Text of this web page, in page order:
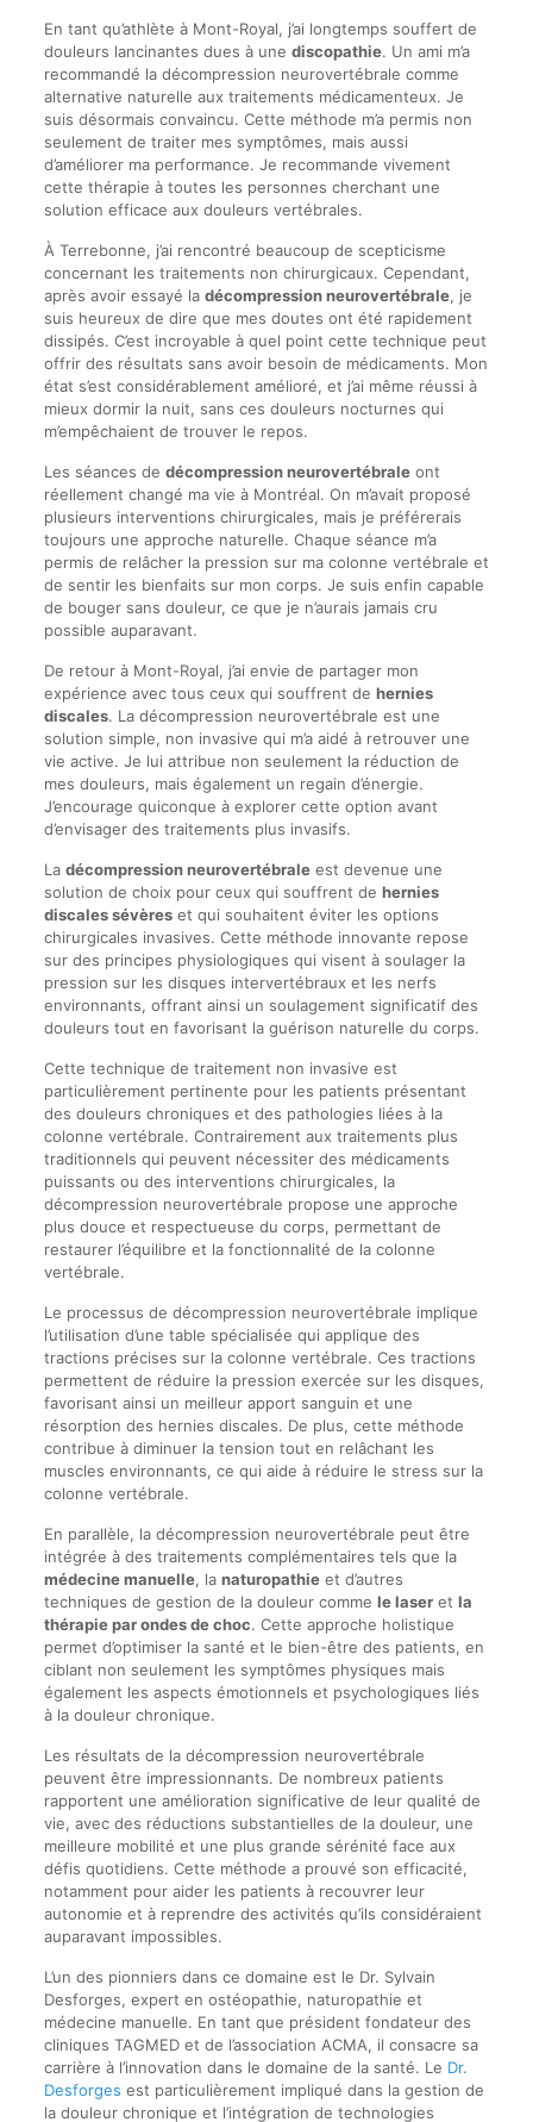
En tant qu’athlète à Mont-Royal, j’ai longtemps souffert de
douleurs lancinantes dues à une discopathie. Un ami m’a
recommandé la décompression neurovertébrale comme
alternative naturelle aux traitements médicamenteux. Je
suis désormais convaincu. Cette méthode m’a permis non
seulement de traiter mes symptômes, mais aussi
d’améliorer ma performance. Je recommande vivement
cette thérapie à toutes les personnes cherchant une
solution efficace aux douleurs vertébrales.
À Terrebonne, j’ai rencontré beaucoup de scepticisme
concernant les traitements non chirurgicaux. Cependant,
après avoir essayé la décompression neurovertébrale, je
suis heureux de dire que mes doutes ont été rapidement
dissipés. C’est incroyable à quel point cette technique peut
offrir des résultats sans avoir besoin de médicaments. Mon
état s’est considérablement amélioré, et j’ai même réussi à
mieux dormir la nuit, sans ces douleurs nocturnes qui
m’empêchaient de trouver le repos.
Les séances de décompression neurovertébraleont
réellement changé ma vie à Montréal. On m’avait proposé
plusieurs interventions chirurgicales, mais je préférerais
toujours une approche naturelle. Chaque séance m’a
permis de relâcher la pression sur ma colonne vertébrale et
de sentir les bienfaits sur mon corps. Je suis enfin capable
de bouger sans douleur, ce que je n’aurais jamais cru
possible auparavant.
De retour à Mont-Royal, j’ai envie de partager mon
expérience avec tous ceux qui souffrent de hernies
discales. La décompression neurovertébrale est une
solution simple, non invasive qui m’a aidé à retrouver une
vie active. Je lui attribue non seulement la réduction de
mes douleurs, mais également un regain d’énergie.
J’encourage quiconque à explorer cette option avant
d’envisager des traitements plus invasifs.
La décompression neurovertébraleest devenue une
solution de choix pour ceux qui souffrent de hernies
discales sévèreset qui souhaitent éviter les options
chirurgicales invasives. Cette méthode innovante repose
sur des principes physiologiques qui visent à soulager la
pression sur les disques intervertébraux et les nerfs
environnants, offrant ainsi un soulagement significatif des
douleurs tout en favorisant la guérison naturelle du corps.
Cette technique de traitement non invasive est
particulièrement pertinente pour les patients présentant
des douleurs chroniques et des pathologies liées à la
colonne vertébrale. Contrairement aux traitements plus
traditionnels qui peuvent nécessiter des médicaments
puissants ou des interventions chirurgicales, la
décompression neurovertébrale propose une approche
plus douce et respectueuse du corps, permettant de
restaurer l’équilibre et la fonctionnalité de la colonne
vertébrale.
Le processus de décompression neurovertébrale implique
l’utilisation d’une table spécialisée qui applique des
tractions précises sur la colonne vertébrale. Ces tractions
permettent de réduire la pression exercée sur les disques,
favorisant ainsi un meilleur apport sanguin et une
résorption des hernies discales. De plus, cette méthode
contribue à diminuer la tension tout en relâchant les
muscles environnants, ce qui aide à réduire le stress sur la
colonne vertébrale.
En parallèle, la décompression neurovertébrale peut être
intégrée à des traitements complémentaires tels que la
médecine manuelle, la naturopathieet d’autres
techniques de gestion de la douleur comme le laseret la
thérapie par ondes de choc. Cette approche holistique
permet d’optimiser la santé et le bien-être des patients, en
ciblant non seulement les symptômes physiques mais
également les aspects émotionnels et psychologiques liés
à la douleur chronique.
Les résultats de la décompression neurovertébrale
peuvent être impressionnants. De nombreux patients
rapportent une amélioration significative de leur qualité de
vie, avec des réductions substantielles de la douleur, une
meilleure mobilité et une plus grande sérénité face aux
défis quotidiens. Cette méthode a prouvé son efficacité,
notamment pour aider les patients à recouvrer leur
autonomie et à reprendre des activités qu’ils considéraient
auparavant impossibles.
L’un des pionniers dans ce domaine est le Dr. Sylvain
Desforges, expert en ostéopathie, naturopathie et
médecine manuelle. En tant que président fondateur des
cliniques TAGMED et de l’association ACMA, il consacre sa
carrière à l’innovation dans le domaine de la santé. Le Dr.
Desforges est particulièrement impliqué dans la gestion de
la douleur chronique et l’intégration de technologies